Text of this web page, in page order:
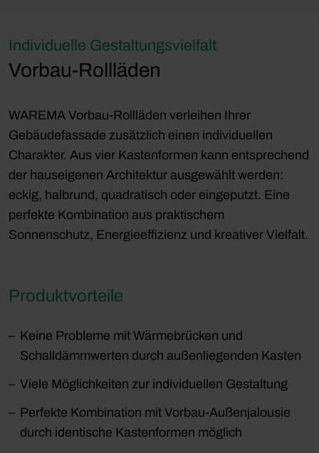
Individuelle Gestaltungsvielfalt
Vorbau-Rollläden
WAREMA Vorbau-Rollläden verleihen Ihrer
Gebäudefassade zusätzlich einen individuellen
Charakter. Aus vier Kastenformen kann entsprechend
der hauseigenen Architektur ausgewählt werden:
eckig, halbrund, quadratisch oder eingeputzt. Eine
perfekte Kombination aus praktischem
Sonnenschutz, Energieeffizienz und kreativer Vielfalt.
Produktvorteile
Keine Probleme mit Wärmebrücken und
Schalldämmwerten durch außenliegenden Kasten
Viele Möglichkeiten zur individuellen Gestaltung
Perfekte Kombination mit Vorbau-Außenjalousie
durch identische Kastenformen möglich